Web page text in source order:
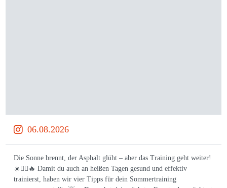
06.08.2026
Die Sonne brennt, der Asphalt glüht – aber das Training geht weiter!
☀️🏃‍♀️🔥 Damit du auch an heißen Tagen gesund und effektiv
trainierst, haben wir vier Tipps für dein Sommertraining